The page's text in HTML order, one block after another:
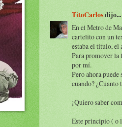
TitoCarlosdijo...
En el Metro de
cartelito con un
estaba el título, el
Para promover la
por mí.
Pero ahora
cuando? ¿Cuanto
¡Quiero saber
Este principio ( o